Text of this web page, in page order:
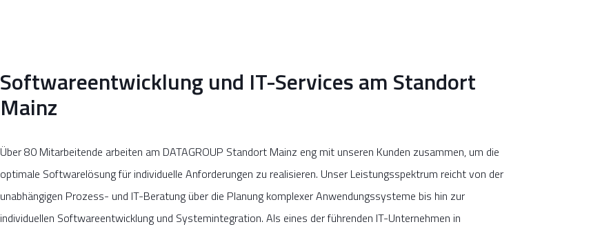
Softwareentwicklung und IT-Services am Standort
Mainz
Über 80 Mitarbeitende arbeiten am DATAGROUP Standort Mainz eng mit unseren Kunden zusammen, um die
optimale Softwarelösung für individuelle Anforderungen zu realisieren. Unser Leistungsspektrum reicht von der
unabhängigen Prozess- und IT-Beratung über die Planung komplexer Anwendungssysteme bis hin zur
individuellen Softwareentwicklung und Systemintegration. Als eines der führenden IT-Unternehmen in